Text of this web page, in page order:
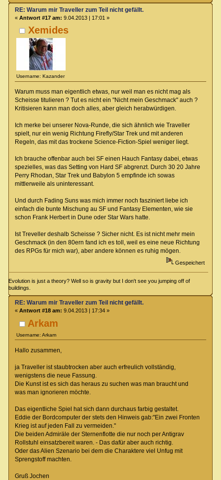
Xemides
Username: Kazander
RE: Warum mir Traveller zum Teil nicht gefällt.
« Antwort #17 am: 9.04.2013 | 17:01 »
Warum muss man eigentlich etwas, nur weil man es nicht mag als
Scheisse titulieren ? Tut es nicht ein "Nicht mein Geschmack" auch ?
Kritisieren kann man doch alles, aber gleich herabwürdigen.
Ich merke bei unserer Nova-Runde, die sich ähnlich wie Traveller
spielt, nur ein wenig Richtung Firefly/Star Trek und mit anderen
Regeln, das mit das trockene Science-Fiction-Spiel weniger liegt.
Ich brauche offenbar auch bei SF einen Hauch Fantasy dabei, etwas
spezielles, was das Setting von Hard SF abgrenzt. Durch 30 20 Jahre
Perry Rhodan, Star Trek und Babylon 5 empfinde ich sowas
mittlerweile als uninteressant.
Und durch Fading Suns was mich immer noch fasziniert liebe ich
einfach die bunte Mischung au SF und Fantasy Elementen, wie sie
schon Frank Herbert in Dune oder Star Wars hatte.
Ist Treveller deshalb Scheisse ? Sicher nicht. Es ist nicht mehr mein
Geschmack (in den 80ern fand ich es toll, weil es eine neue Richtung
des RPGs für mich war), aber andere können es ruhig mögen.
Gespeichert
Evolution is just a theory? Well so is gravity but I don't see you jumping off of
buildings.
Arkam
Username: Arkam
RE: Warum mir Traveller zum Teil nicht gefällt.
« Antwort #18 am: 9.04.2013 | 17:34 »
Hallo zusammen,
ja Traveller ist staubtrocken aber auch erfreulich vollständig,
wenigstens die neue Fassung.
Die Kunst ist es sich das heraus zu suchen was man braucht und
was man ignorieren möchte.
Das eigentliche Spiel hat sich dann durchaus farbig gestaltet.
Eddie der Bordcomputer der stets den Hinweis gab:"Ein zwei Fronten
Krieg ist auf jeden Fall zu vermeiden."
Die beiden Admiräle der Sternenflotte die nur noch per Antigrav
Rollstuhl einsatzbereit waren. - Das dafür aber auch richtig.
Oder das Alien Szenario bei dem die Charaktere viel Unfug mit
Sprengstoff machten.
Gruß Jochen